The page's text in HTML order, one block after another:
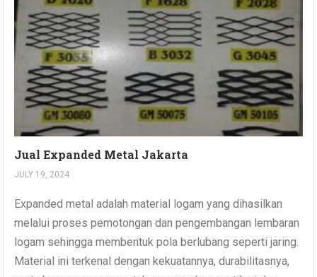
Jual Expanded Metal Jakarta
JULY 19, 2024
Expanded metal adalah material logam yang dihasilkan
melalui proses pemotongan dan pengembangan lembaran
logam sehingga membentuk pola berlubang seperti jaring.
Material ini terkenal dengan kekuatannya, durabilitasnya,